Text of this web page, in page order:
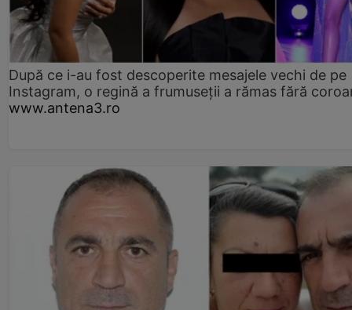
După ce i-au fost descoperite mesajele vechi de pe
Instagram, o regină a frumuseții a rămas fără
www.antena3.ro